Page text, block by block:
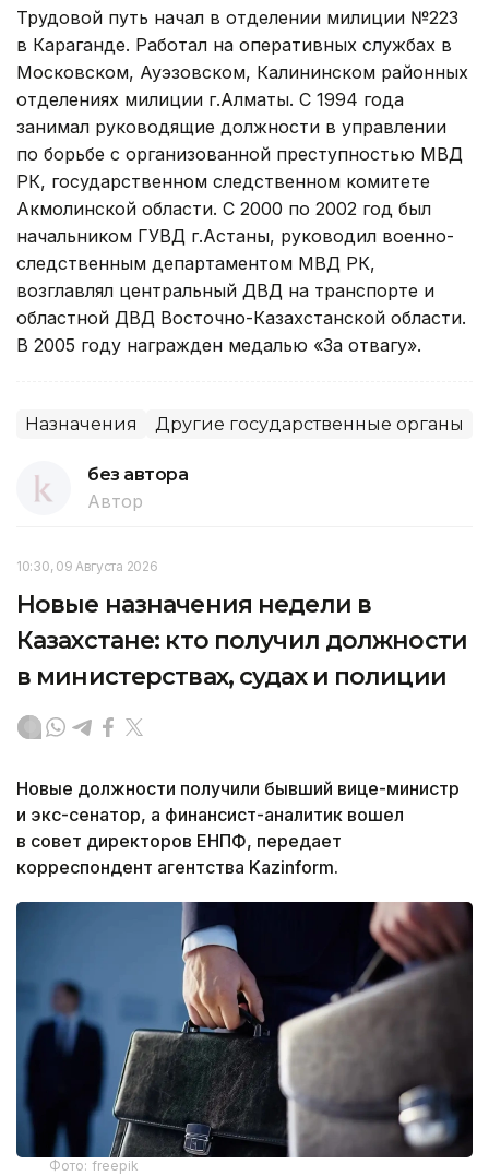
Трудовой путь начал в отделении милиции №223
в Караганде. Работал на оперативных службах в
Московском, Ауэзовском, Калининском районных
отделениях милиции г.Алматы. С 1994 года
занимал руководящие должности в управлении
по борьбе с организованной преступностью МВД
РК, государственном следственном комитете
Акмолинской области. С 2000 по 2002 год был
начальником ГУВД г.Астаны, руководил военно-
следственным департаментом МВД РК,
возглавлял центральный ДВД на транспорте и
областной ДВД Восточно-Казахстанской области.
В 2005 году награжден медалью «За отвагу».
Назначения Другие государственные органы
без автора
Автор
10:30, 09 Августа 2026
Новые назначения недели в
Казахстане: кто получил должности
в министерствах, судах и полиции
Новые должности получили бывший вице-министр
и экс-сенатор, а финансист-аналитик вошел
в совет директоров ЕНПФ, передает
корреспондент агентства Kazinform.
Фото: freepik